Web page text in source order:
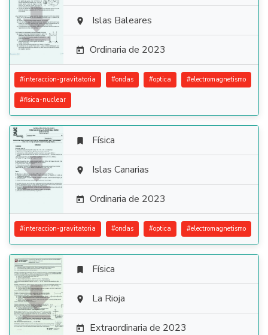
  Islas Baleares
 Ordinaria de 2023
#interaccion-gravitatoria #ondas #optica #electromagnetismo
#fisica-nuclear

 Física
 Islas Canarias
 Ordinaria de 2023
#interaccion-gravitatoria #ondas #optica #electromagnetismo

 Física
 La Rioja
 Extraordinaria de 2023